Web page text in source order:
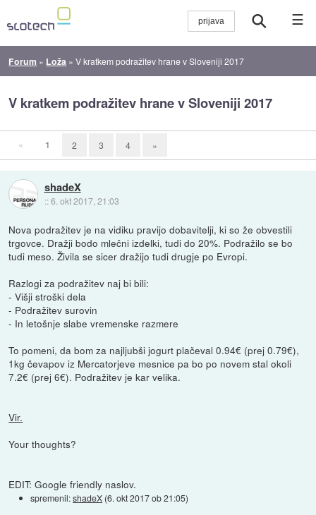
☰
Forum » Loža »V kratkem podražitev hrane v Sloveniji 2017
V kratkem podražitev hrane v Sloveniji 2017
« 1 2 3 4 »
shadeX
::6. okt 2017, 21:03
Nova podražitev je na vidiku pravijo dobavitelji, ki so že obvestili
trgovce. Dražji bodo mlečni izdelki, tudi do 20%. Podražilo se bo
tudi meso. Živila se sicer dražijo tudi drugje po Evropi.
Razlogi za podražitev naj bi bili:
- Višji stroški dela
- Podražitev surovin
- In letošnje slabe vremenske razmere
To pomeni, da bom za najljubši jogurt plačeval 0.94€ (prej 0.79€),
1kg čevapov iz Mercatorjeve mesnice pa bo po novem stal okoli
7.2€ (prej 6€). Podražitev je kar velika.
Vir.
Your thoughts?
EDIT: Google friendly naslov.
spremenil:shadeX (6. okt 2017 ob 21:05)